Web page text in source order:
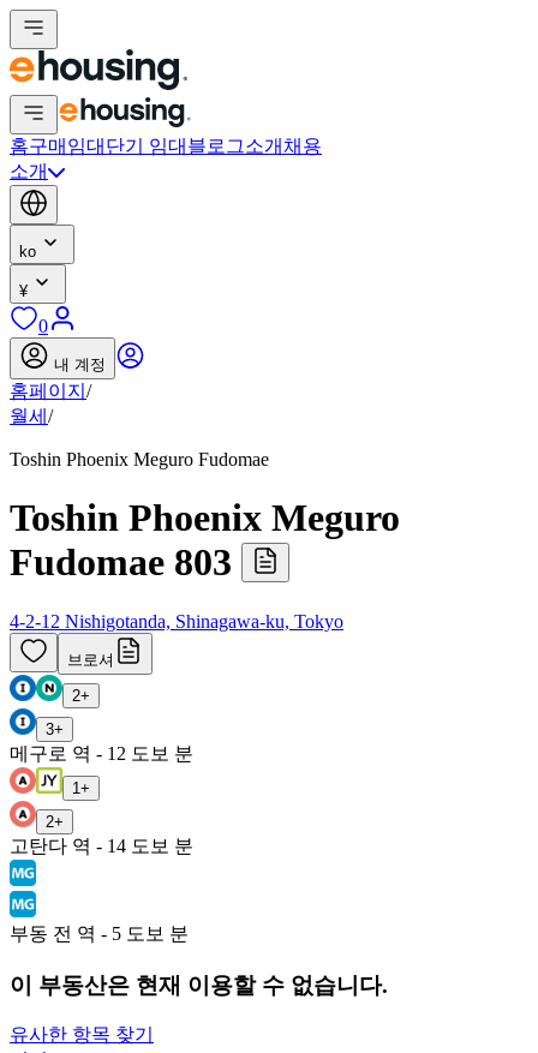
홈구매 임대 단기 임대 블로그소개 채용
소개
ko
¥
0
내 계정
홈페이지 /
월세 /
Toshin Phoenix Meguro Fudomae
Toshin Phoenix Meguro
Fudomae 803
4-2-12 Nishigotanda, Shinagawa-ku, Tokyo
브로셔
2+
3+
메구로 역 - 12 도보 분
1 +
2+
고탄다 역 - 14 도보 분
부동 전 역 - 5 도보 분
이 부동산은 현재 이용할 수 없습니다.
유사한 항목 찾기